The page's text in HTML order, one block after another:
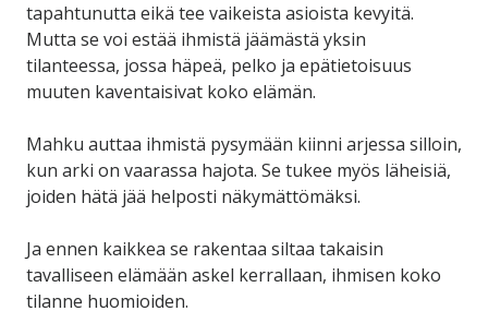
tapahtunutta eikä tee vaikeista asioista kevyitä.
Mutta se voi estää ihmistä jäämästä yksin
tilanteessa, jossa häpeä, pelko ja epätietoisuus
muuten kaventaisivat koko elämän.
Mahku auttaa ihmistä pysymään kiinni arjessa silloin,
kun arki on vaarassa hajota. Se tukee myös läheisiä,
joiden hätä jää helposti näkymättömäksi.
Ja ennen kaikkea se rakentaa siltaa takaisin
tavalliseen elämään askel kerrallaan, ihmisen koko
tilanne huomioiden.